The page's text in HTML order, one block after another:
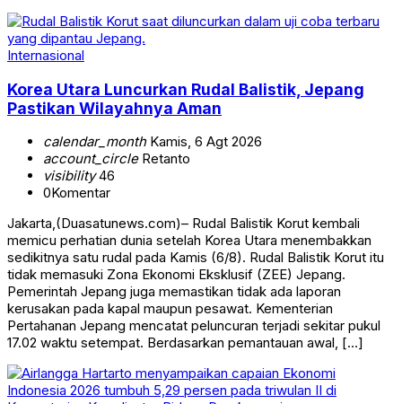
Internasional
Korea Utara Luncurkan Rudal Balistik, Jepang
Pastikan Wilayahnya Aman
calendar_monthKamis, 6 Agt 2026
account_circleRetanto
visibility46
0Komentar
Jakarta,(Duasatunews.com)– Rudal Balistik Korut kembali
memicu perhatian dunia setelah Korea Utara menembakkan
sedikitnya satu rudal pada Kamis (6/8). Rudal Balistik Korut itu
tidak memasuki Zona Ekonomi Eksklusif (ZEE) Jepang.
Pemerintah Jepang juga memastikan tidak ada laporan
kerusakan pada kapal maupun pesawat. Kementerian
Pertahanan Jepang mencatat peluncuran terjadi sekitar pukul
17.02 waktu setempat. Berdasarkan pemantauan awal, […]